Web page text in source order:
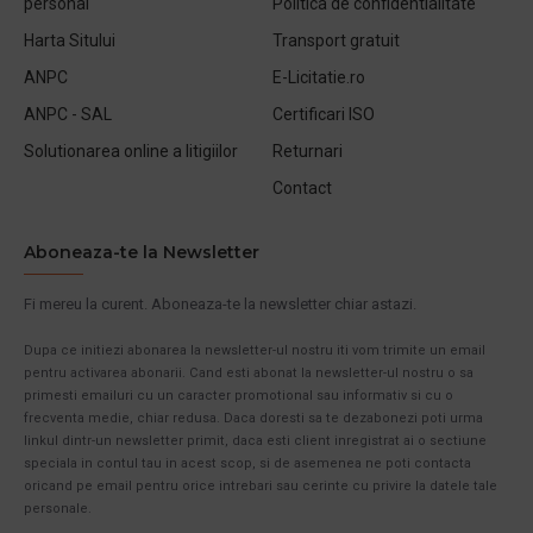
Harta Sitului
ANPC
ANPC - SAL
Solutionarea online a litigiilor
Transport gratuit
E-Licitatie.ro
Certificari ISO
Returnari
Contact
Aboneaza-te la Newsletter
Fi mereu la curent. Aboneaza-te la newsletter chiar astazi.
Dupa ce initiezi abonarea la newsletter-ul nostru iti vom trimite un email
pentru activarea abonarii. Cand esti abonat la newsletter-ul nostru o sa
primesti emailuri cu un caracter promotional sau informativ si cu o
frecventa medie, chiar redusa. Daca doresti sa te dezabonezi poti urma
linkul dintr-un newsletter primit, daca esti client inregistrat ai o sectiune
speciala in contul tau in acest scop, si de asemenea ne poti contacta
oricand pe email pentru orice intrebari sau cerinte cu privire la datele tale
personale.